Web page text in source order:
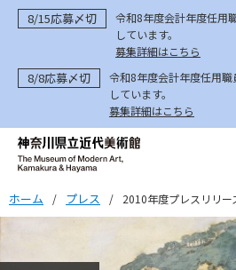
8/15応募〆切
令和8年度会計年度任用
しています。
募集詳細はこちら
8/8応募〆切
令和8年度会計年度任用
しています。
募集詳細はこちら
ホーム / プレス / 2010年度プレスリリー